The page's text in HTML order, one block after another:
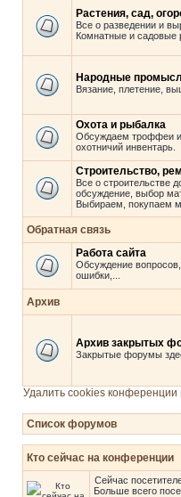
Растения, сад,
Все о разведении и
Комнатные и садовые
Народные
Вязание, плетение,
Охота и рыбалка
Обсуждаем троффеи
охотничий инвентарь.
Строительство,
Все о строительстве
обсуждение, выбор
Выбираем, покупаем
Обратная связь
Работа сайта
Обсуждение
ошибки,...
Архив
Архив закрытых
Закрытые форумы
Удалить cookies конференции |
Список форумов
Кто сейчас на конференции
Сейчас
Больше всего